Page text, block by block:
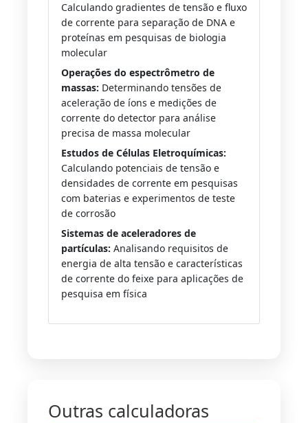
Calculando gradientes de tensão e fluxo
de corrente para separação de DNA e
proteínas em pesquisas de biologia
molecular
Operações do espectrômetro de
massas: Determinando tensões de
aceleração de íons e medições de
corrente do detector para análise
precisa de massa molecular
Estudos de Células Eletroquímicas:
Calculando potenciais de tensão e
densidades de corrente em pesquisas
com baterias e experimentos de teste
de corrosão
Sistemas de aceleradores de
partículas: Analisando requisitos de
energia de alta tensão e características
de corrente do feixe para aplicações de
pesquisa em física
Outras calculadoras